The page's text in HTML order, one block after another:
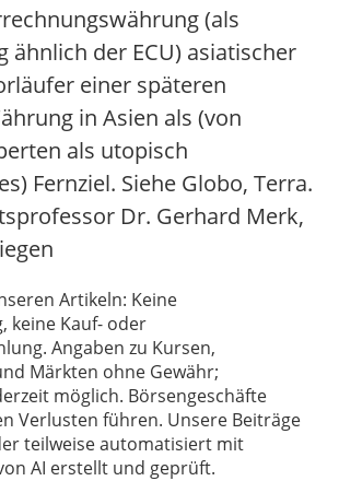
(als
ähnlich der ECU) asiatischer
einer späteren
in Asien als (von
als utopisch
Fernziel. Siehe Globo, Terra.
Dr. Gerhard Merk,
Artikeln: Keine
keine Kauf- oder
Angaben zu Kursen,
Märkten ohne Gewähr;
möglich. Börsengeschäfte
Verlusten führen. Unsere Beiträge
teilweise automatisiert mit
AI erstellt und geprüft.